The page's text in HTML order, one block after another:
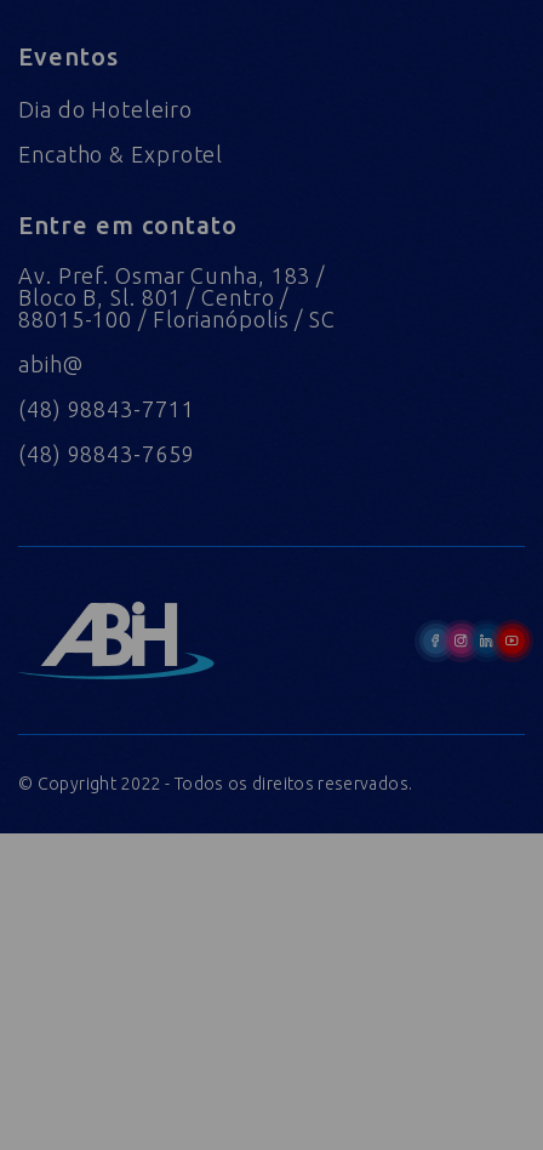
Eventos
Dia do Hoteleiro
Encatho & Exprotel
Entre em contato
Av. Pref. Osmar Cunha, 183 /
Bloco B, Sl. 801 / Centro /
88015-100 / Florianópolis / SC
abih@
(48) 98843-7711
(48) 98843-7659
© Copyright 2022 - Todos os direitos reservados.